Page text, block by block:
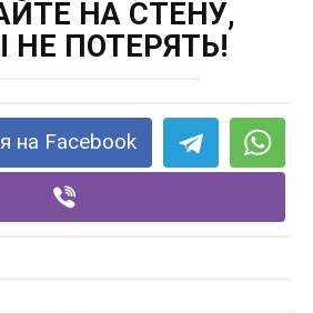
НА СТЕНУ,
НЕ ПОТЕРЯТЬ!
на Facebook